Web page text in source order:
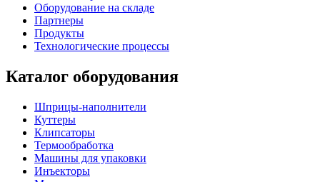
Оборудование на складе
Партнеры
Продукты
Технологические процессы
Каталог оборудования
Шприцы-наполнители
Куттеры
Клипсаторы
Термообработка
Машины для упаковки
Инъекторы